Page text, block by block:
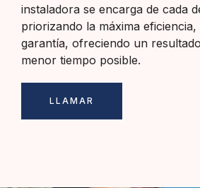
instaladora se encarga de cada
priorizando la máxima
garantía, ofreciendo un
menor tiempo posible.
LLAMAR